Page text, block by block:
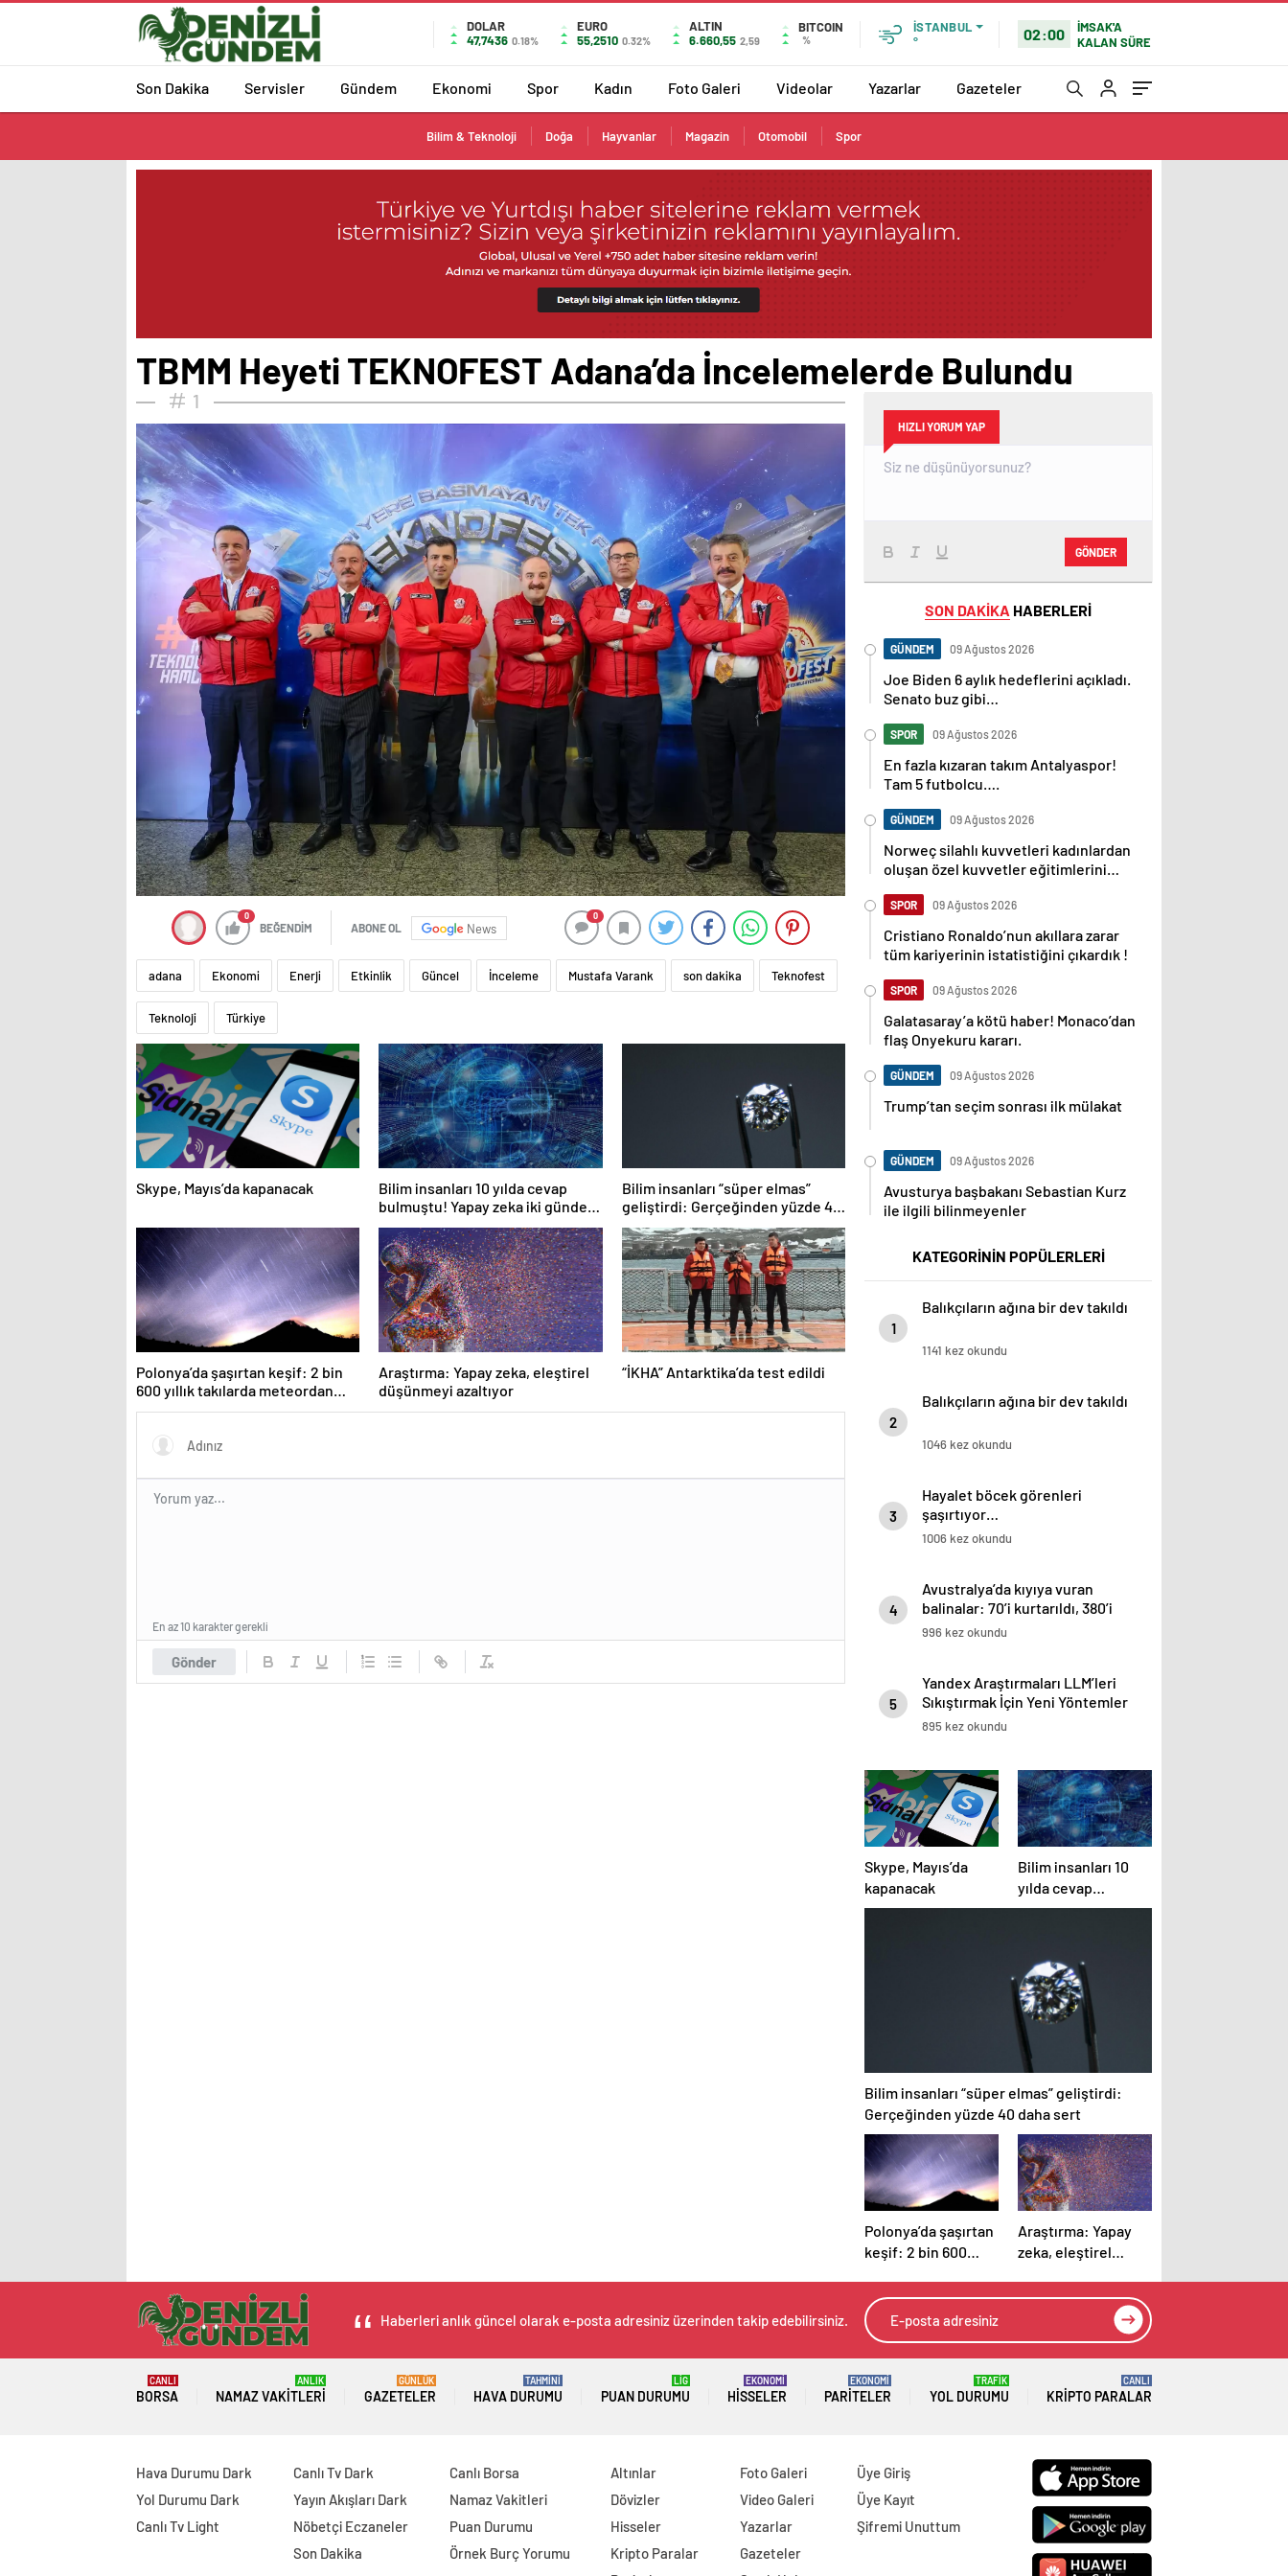
DOLAR
47,7436 0.18%
EURO
55,2510 0.32%
ALTIN
6.660,55 2,59
BITCOIN
%
İSTANBUL
°
02:00
İMSAK'A
KALAN SÜRE
Son Dakika Servisler Gündem Ekonomi Spor Kadın Foto Galeri Videolar Yazarlar Gazeteler
Bilim & Teknoloji Doğa Hayvanlar Magazin Otomobil Spor
TBMM Heyeti TEKNOFEST Adana’da İncelemelerde Bulundu
1
0
BEĞENDİM ABONE OL News
0
adana Ekonomi Enerji Etkinlik Güncel İnceleme Mustafa Varank son dakika Teknofest
Teknoloji Türkiye
Skype, Mayıs’da kapanacak
Bilim insanları 10 yılda cevap
bulmuştu! Yapay zeka iki günde
çözdü
Bilim insanları “süper elmas”
geliştirdi: Gerçeğinden yüzde 40
daha sert
Polonya’da şaşırtan keşif: 2 bin
600 yıllık takılarda meteordan
parçalar bulundu
Araştırma: Yapay zeka, eleştirel
düşünmeyi azaltıyor
“İKHA” Antarktika’da test edildi
Gönder
En az 10 karakter gerekli
HIZLI YORUM YAP
GÖNDER
SON DAKİKA HABERLERİ
GÜNDEM 09 Ağustos 2026
Joe Biden 6 aylık hedeflerini açıkladı.
Senato buz gibi…
SPOR 09 Ağustos 2026
En fazla kızaran takım Antalyaspor!
Tam 5 futbolcu….
GÜNDEM 09 Ağustos 2026
Norweç silahlı kuvvetleri kadınlardan
oluşan özel kuvvetler eğitimlerini
SPOR 09 Ağustos 2026
Cristiano Ronaldo’nun akıllara zarar
tüm kariyerinin istatistiğini çıkardık !
SPOR 09 Ağustos 2026
Galatasaray’a kötü haber! Monaco’dan
flaş Onyekuru kararı.
GÜNDEM 09 Ağustos 2026
Trump’tan seçim sonrası ilk mülakat
GÜNDEM 09 Ağustos 2026
Avusturya başbakanı Sebastian Kurz
ile ilgili bilinmeyenler
KATEGORİNİN POPÜLERLERİ
1
Balıkçıların ağına bir dev takıldı
1141 kez okundu
2
Balıkçıların ağına bir dev takıldı
1046 kez okundu
3
Hayalet böcek görenleri
şaşırtıyor…
1006 kez okundu
4
Avustralya’da kıyıya vuran
balinalar: 70’i kurtarıldı, 380’i
öldü
996 kez okundu
5
Yandex Araştırmaları LLM’leri
Sıkıştırmak İçin Yeni Yöntemler
Geliştirerek Yapay Zeka Dağıtım
895 kez okundu
Skype, Mayıs’da
kapanacak
Bilim insanları 10
yılda cevap
bulmuştu! Yapay
Bilim insanları “süper elmas” geliştirdi:
Gerçeğinden yüzde 40 daha sert
Polonya’da şaşırtan
keşif: 2 bin 600
meteordan parçalar
bulundu
Araştırma: Yapay
zeka, eleştirel
azaltıyor
Haberleri anlık güncel olarak e-posta adresiniz üzerinden takip edebilirsiniz.
BORSA
CANLI
NAMAZ VAKITLERI
ANLIK
GAZETELER
GÜNLÜK
HAVA DURUMU
TAHMİNİ
PUAN DURUMU
LİG
HISSELER
EKONOMİ
PARITELER
EKONOMİ
YOL DURUMU
TRAFİK
KRIPTO PARALAR
CANLI
Hava Durumu Dark
Yol Durumu Dark
Canlı Tv Light
Canlı Tv Dark
Yayın Akışları Dark
Nöbetçi Eczaneler
Son Dakika
Canlı Borsa
Namaz Vakitleri
Puan Durumu
Örnek Burç Yorumu
Altınlar
Dövizler
Hisseler
Kripto Paralar
Foto Galeri
Video Galeri
Yazarlar
Gazeteler
Üye Giriş
Üye Kayıt
Şifremi Unuttum